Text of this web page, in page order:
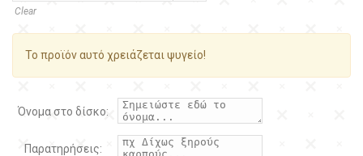
Clear
Το προϊόν αυτό χρειάζεται ψυγείο!
Όνομα στο δίσκο:
Παρατηρήσεις: